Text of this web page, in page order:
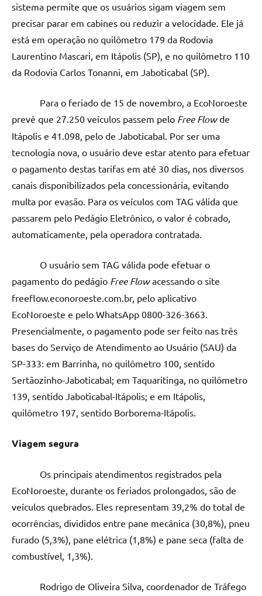
sistema permite que os usuários sigam viagem sem
precisar parar em cabines ou reduzir a velocidade. Ele já
está em operação no quilômetro 179 da Rodovia
Laurentino Mascari, em Itápolis (SP), e no quilômetro 110
da Rodovia Carlos Tonanni, em Jaboticabal (SP).
Para o feriado de 15 de novembro, a EcoNoroeste
prevê que 27.250 veículos passem pelo Free Flowde
Itápolis e 41.098, pelo de Jaboticabal. Por ser uma
tecnologia nova, o usuário deve estar atento para efetuar
o pagamento destas tarifas em até 30 dias, nos diversos
canais disponibilizados pela concessionária, evitando
multa por evasão. Para os veículos com TAG válida que
passarem pelo Pedágio Eletrônico, o valor é cobrado,
automaticamente, pela operadora contratada.
O usuário sem TAG válida pode efetuar o
pagamento do pedágio Free Flowacessando o site
freeflow.econoroeste.com.br, pelo aplicativo
EcoNoroeste e pelo WhatsApp 0800-326-3663.
Presencialmente, o pagamento pode ser feito nas três
bases do Serviço de Atendimento ao Usuário (SAU) da
SP-333: em Barrinha, no quilômetro 100, sentido
Sertãozinho-Jaboticabal; em Taquaritinga, no quilômetro
139, sentido Jaboticabal-Itápolis; e em Itápolis,
quilômetro 197, sentido Borborema-Itápolis.
Viagem segura
Os principais atendimentos registrados pela
EcoNoroeste, durante os feriados prolongados, são de
veículos quebrados. Eles representam 39,2% do total de
ocorrências, divididos entre pane mecânica (30,8%), pneu
furado (5,3%), pane elétrica (1,8%) e pane seca (falta de
combustível, 1,3%).
Rodrigo de Oliveira Silva, coordenador de Tráfego